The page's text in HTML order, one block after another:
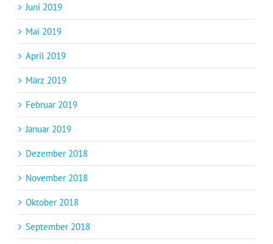
Juni 2019
Mai 2019
April 2019
März 2019
Februar 2019
Januar 2019
Dezember 2018
November 2018
Oktober 2018
September 2018